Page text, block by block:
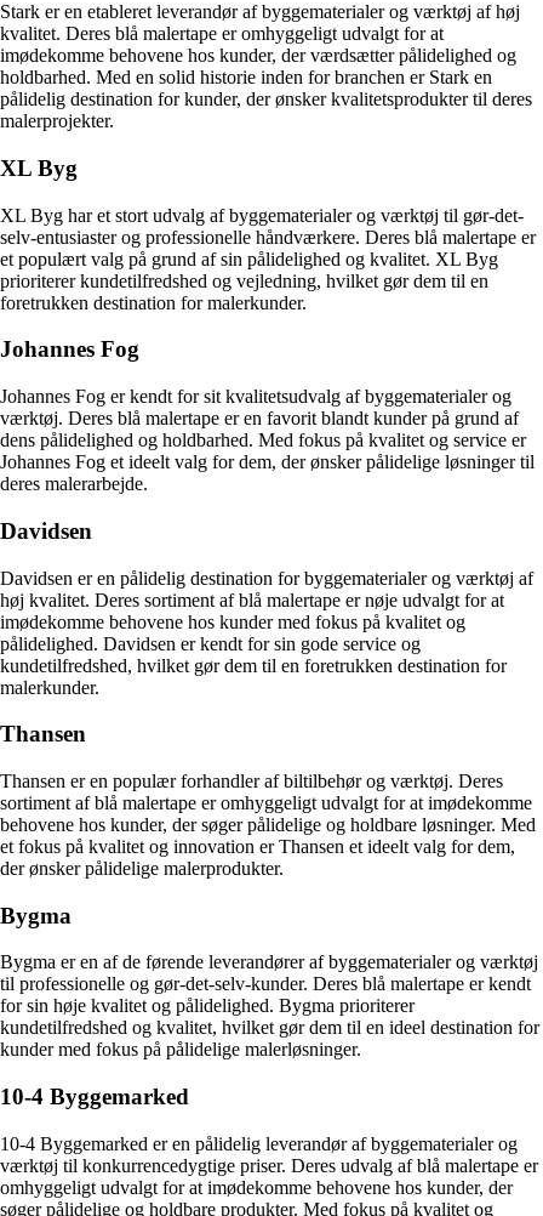
Stark er en etableret leverandør af byggematerialer og værktøj af høj
kvalitet. Deres blå malertape er omhyggeligt udvalgt for at
imødekomme behovene hos kunder, der værdsætter pålidelighed og
holdbarhed. Med en solid historie inden for branchen er Stark en
pålidelig destination for kunder, der ønsker kvalitetsprodukter til deres
malerprojekter.
XL Byg
XL Byg har et stort udvalg af byggematerialer og værktøj til gør-det-
selv-entusiaster og professionelle håndværkere. Deres blå malertape er
et populært valg på grund af sin pålidelighed og kvalitet. XL Byg
prioriterer kundetilfredshed og vejledning, hvilket gør dem til en
foretrukken destination for malerkunder.
Johannes Fog
Johannes Fog er kendt for sit kvalitetsudvalg af byggematerialer og
værktøj. Deres blå malertape er en favorit blandt kunder på grund af
dens pålidelighed og holdbarhed. Med fokus på kvalitet og service er
Johannes Fog et ideelt valg for dem, der ønsker pålidelige løsninger til
deres malerarbejde.
Davidsen
Davidsen er en pålidelig destination for byggematerialer og værktøj af
høj kvalitet. Deres sortiment af blå malertape er nøje udvalgt for at
imødekomme behovene hos kunder med fokus på kvalitet og
pålidelighed. Davidsen er kendt for sin gode service og
kundetilfredshed, hvilket gør dem til en foretrukken destination for
malerkunder.
Thansen
Thansen er en populær forhandler af biltilbehør og værktøj. Deres
sortiment af blå malertape er omhyggeligt udvalgt for at imødekomme
behovene hos kunder, der søger pålidelige og holdbare løsninger. Med
et fokus på kvalitet og innovation er Thansen et ideelt valg for dem,
der ønsker pålidelige malerprodukter.
Bygma
Bygma er en af de førende leverandører af byggematerialer og værktøj
til professionelle og gør-det-selv-kunder. Deres blå malertape er kendt
for sin høje kvalitet og pålidelighed. Bygma prioriterer
kundetilfredshed og kvalitet, hvilket gør dem til en ideel destination for
kunder med fokus på pålidelige malerløsninger.
10-4 Byggemarked
10-4 Byggemarked er en pålidelig leverandør af byggematerialer og
værktøj til konkurrencedygtige priser. Deres udvalg af blå malertape er
omhyggeligt udvalgt for at imødekomme behovene hos kunder, der
søger pålidelige og holdbare produkter. Med fokus på kvalitet og